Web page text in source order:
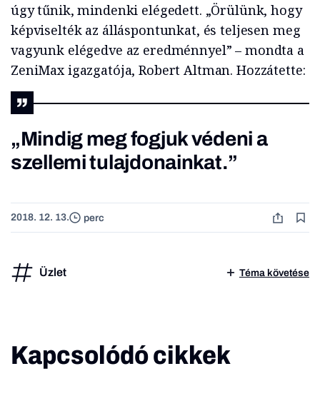
úgy tűnik, mindenki elégedett. „Örülünk, hogy
képviselték az álláspontunkat, és teljesen meg
vagyunk elégedve az eredménnyel” – mondta a
ZeniMax igazgatója, Robert Altman. Hozzátette:
„Mindig meg fogjuk védeni a
szellemi tulajdonainkat.”
2018. 12. 13. perc
Üzlet Téma követése
Kapcsolódó cikkek